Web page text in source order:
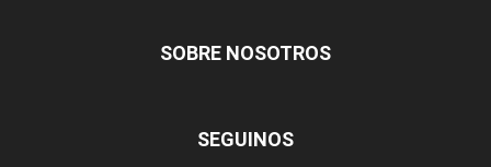
SOBRE NOSOTROS
SEGUINOS